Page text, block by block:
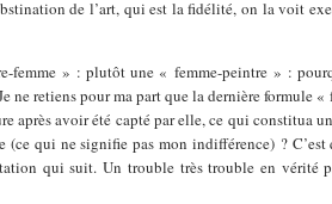
de l’art, qui est la fidélité, on la voit
femme » : plutôt une « femme-peintre » :
ne retiens pour ma part que la dernière formule
après avoir été capté par elle, ce qui constitua
(ce qui ne signifie pas mon indifférence) ?
qui suit. Un trouble très trouble en vérité